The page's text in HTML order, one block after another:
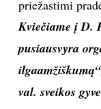
Sveikai
sąmoningai ir
dėl savęs, dėl
maitintis
todėl greitai